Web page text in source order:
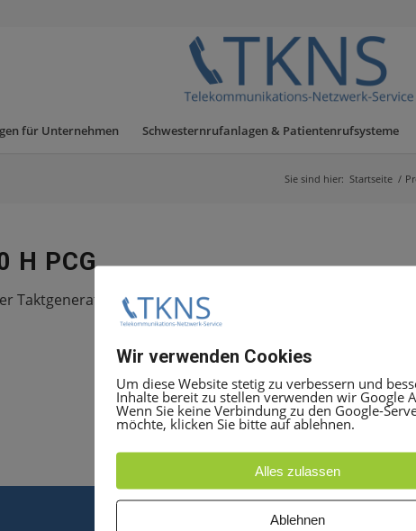
für Unternehmen Schwesternrufanlagen & Patientenrufsysteme
Sie sind hier: Startseite /
H PCG
Taktgenerator.
Wir verwenden Cookies
Um diese Website stetig zu verbessern und
Inhalte bereit zu stellen verwenden wir Google
Wenn Sie keine Verbindung zu den Google-
möchte, klicken Sie bitte auf ablehnen.
Alles zulassen
Ablehnen